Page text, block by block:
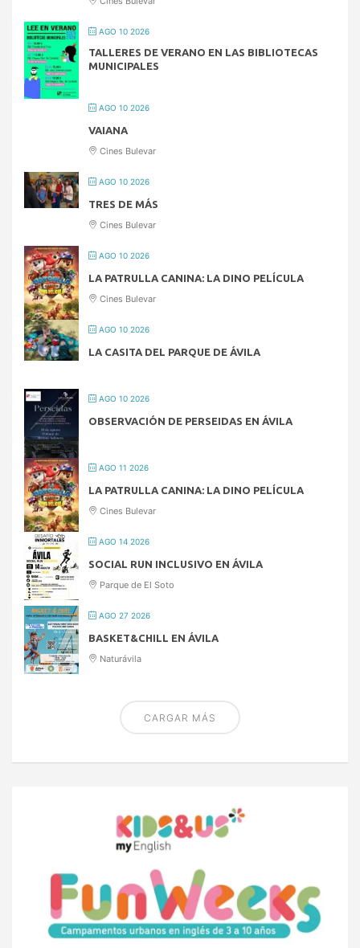
AGO 10 2026
TALLERES DE VERANO EN LAS BIBLIOTECAS
MUNICIPALES
AGO 10 2026
VAIANA
Cines Bulevar
AGO 10 2026
TRES DE MÁS
Cines Bulevar
AGO 10 2026
LA PATRULLA CANINA: LA DINO PELÍCULA
Cines Bulevar
AGO 10 2026
LA CASITA DEL PARQUE DE ÁVILA
AGO 10 2026
OBSERVACIÓN DE PERSEIDAS EN ÁVILA
AGO 11 2026
LA PATRULLA CANINA: LA DINO PELÍCULA
Cines Bulevar
AGO 14 2026
SOCIAL RUN INCLUSIVO EN ÁVILA
Parque de El Soto
AGO 27 2026
BASKET&CHILL EN ÁVILA
Naturávila
CARGAR MÁS